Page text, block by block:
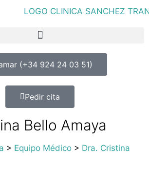
(+34 924 24 03 51)
Pedir cita
Bello Amaya
> Equipo Médico > Dra. Cristina